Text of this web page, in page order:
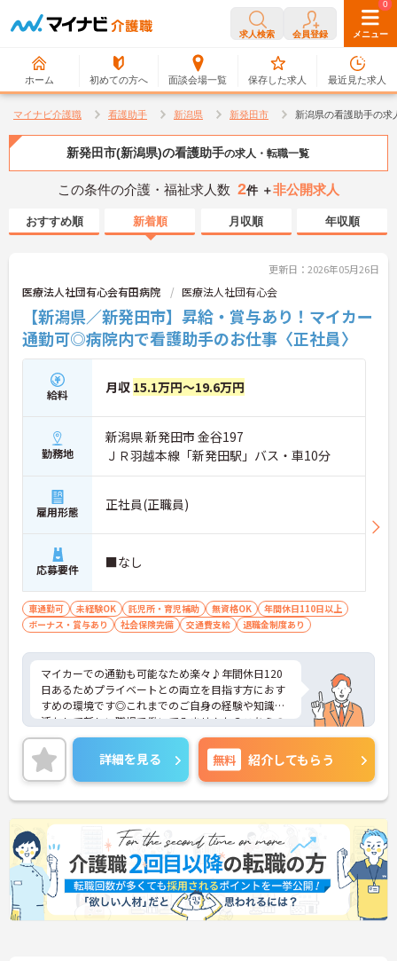
求人検索 会員登録 メニュー
ホーム 初めての方へ 面談会場一覧
0
保存した求人
0
最近見た求人
マイナビ介護職 看護助手 新潟県 新発田市 新潟県の看護助手の求
新発田市(新潟県)の看護助手の求人・転職一覧
この条件の介護・福祉求人数 2件 ＋非公開求人
おすすめ順 新着順 月収順 年収順
更新日：2026年05月26日
医療法人社団有心会有田病院 医療法人社団有心会
【新潟県／新発田市】昇給・賞与あり！マイカー
通勤可◎病院内で看護助手のお仕事〈正社員〉
給料 月収 15.1万円～19.6万円
勤務地
新潟県 新発田市 金谷197
ＪＲ羽越本線「新発田駅」バス・車10分
雇用形態 正社員(正職員)
応募要件 ■なし
車通勤可 未経験OK 託児所・育児補助 無資格OK
年間休日110日以上
ボーナス・賞与あり
社会保険完備 交通費支給 退職金制度あり
マイカーでの通勤も可能なため楽々♪年間休日120
日あるためプライベートとの両立を目指す方におす
すめの環境です◎これまでのご自身の経験や知識を
活かして新しい職場で働いてみませんか？こちらの
求人にご興味がございましたら面接のポイントもお
伝えしますので是非ご応募お待ちしております。
詳細を見る 無料 紹介してもらう